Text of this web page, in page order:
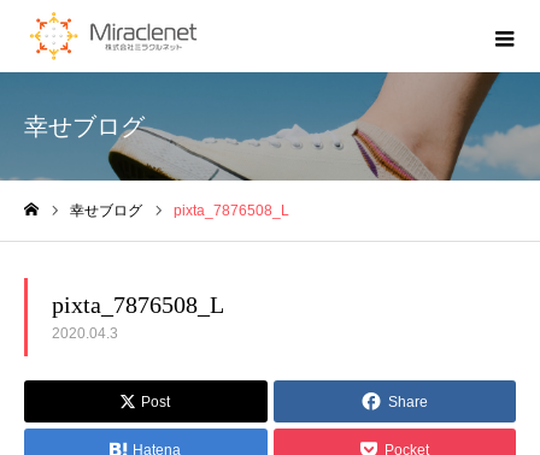
幸せブログ
幸せブログ pixta_7876508_L
pixta_7876508_L
2020.04.3
Post Share
Hatena Pocket